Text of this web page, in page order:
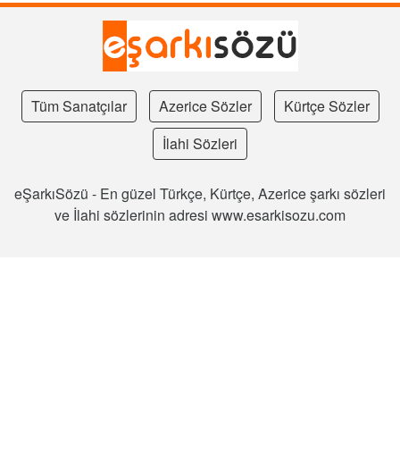
Tüm Sanatçılar Azerice Sözler
Kürtçe Sözler
İlahi Sözleri
eŞarkıSözü - En güzel Türkçe, Kürtçe, Azerice şarkı sözleri
ve İlahi sözlerinin adresi www.esarkisozu.com